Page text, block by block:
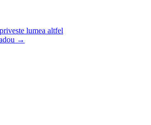
lumea altfel
→